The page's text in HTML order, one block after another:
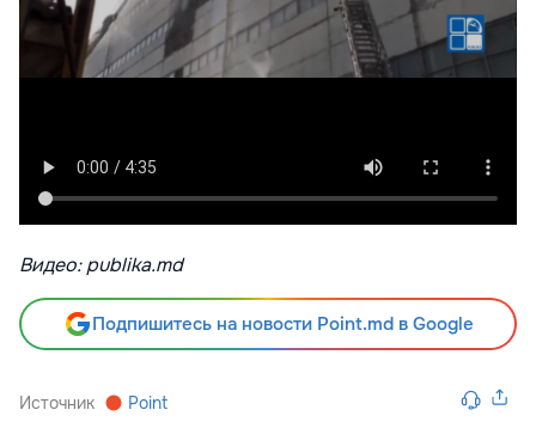
Видео: publika.md
Подпишитесь на новости Point.md в Google
Источник Point